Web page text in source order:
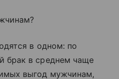
в одном: по
брак в среднем чаще
выгод мужчинам,